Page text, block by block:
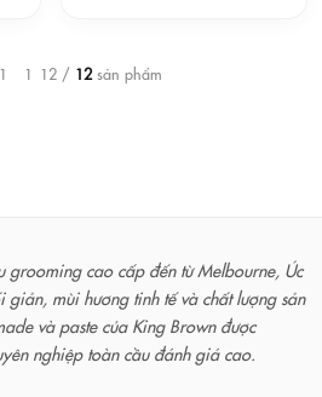
– 1–12 / 12 sản phẩm
grooming cao cấp đến từ Melbourne, Úc
mùi hương tinh tế và chất lượng sản
và paste của King Brown được
nghiệp toàn cầu đánh giá cao.